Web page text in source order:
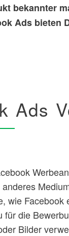
bekannter
Ads bieten
Ads
wie Facebook
für die
Bilder